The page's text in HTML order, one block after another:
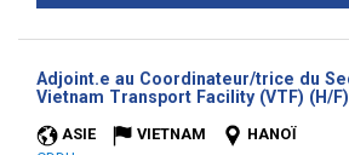
Adjoint.e au Coordinateur/trice du
Vietnam Transport Facility (VTF) (H/F)
ASIE VIETNAM
HANOÏ